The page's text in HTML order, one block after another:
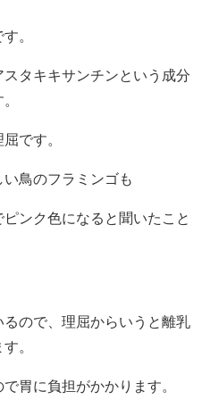
。
タキキサンチンという成分
です。
鳥のフラミンゴも
ンク色になると聞いたこと
ので、理屈からいうと離乳
。
胃に負担がかかります。